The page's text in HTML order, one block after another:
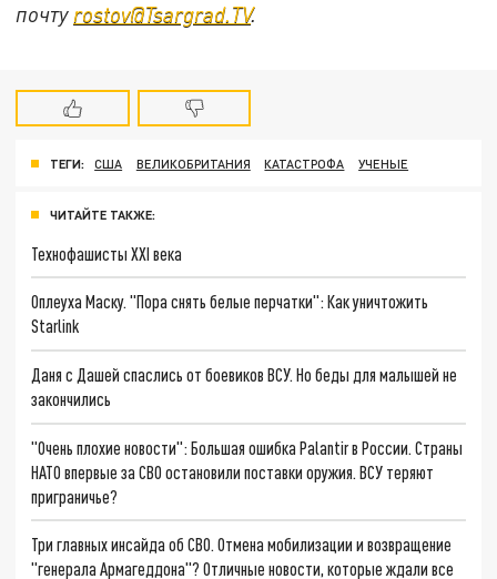
почту rostov@Tsargrad.ТV.
ТЕГИ: США ВЕЛИКОБРИТАНИЯ КАТАСТРОФА УЧЕНЫЕ
ЧИТАЙТЕ ТАКЖЕ:
Технофашисты XXI века
Оплеуха Маску. "Пора снять белые перчатки": Как уничтожить
Starlink
Даня с Дашей спаслись от боевиков ВСУ. Но беды для малышей не
закончились
"Очень плохие новости": Большая ошибка Palantir в России. Страны
НАТО впервые за СВО остановили поставки оружия. ВСУ теряют
приграничье?
Три главных инсайда об СВО. Отмена мобилизации и возвращение
"генерала Армагеддона"? Отличные новости, которые ждали все